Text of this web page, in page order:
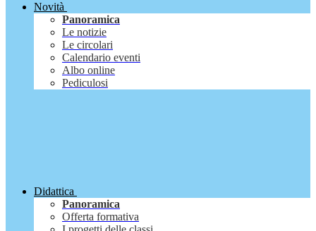
Novità
Panoramica
Le notizie
Le circolari
Calendario eventi
Albo online
Pediculosi
Didattica
Panoramica
Offerta formativa